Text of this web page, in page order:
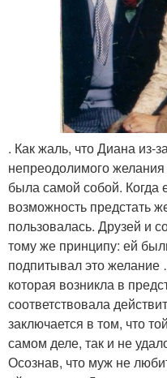
. Как жаль, что Диана из-
непреодолимого
была самой собой. Когда
возможность предстать
пользовалась. Друзей и
тому же принципу: ей
подпитывал это желание
которая возникла в
соответствовала
заключается в том, что
самом деле, так и не
Осознав, что муж не